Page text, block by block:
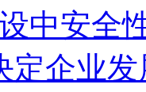
中安全
定企业